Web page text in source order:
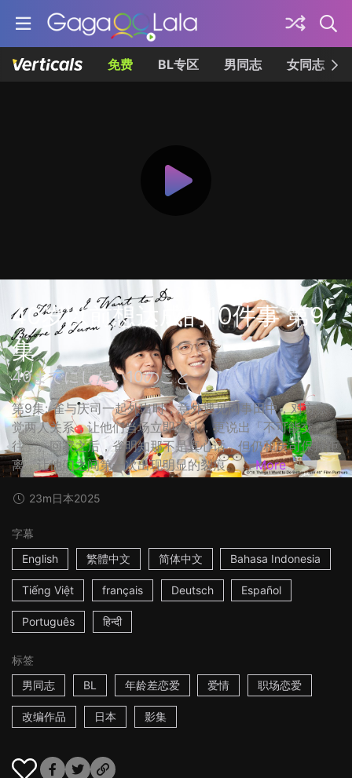
免费 BL专区 男同志 女同志
40岁以前想达成的10件事 第9
集
40までにしたい10のこと
第9集: 雀与庆司一起外出时，意外遇见同事田中，对方察
觉两人关系，让他们当场立即否认，更说出「不可能交
往」。回家之后，雀明知那不是真心话，但仍和庆司保持距
离，让他们之间第一次出现明显的裂痕。 ... More
23m日本2025
字幕
English
繁體中文 简体中文 Bahasa Indonesia
Tiếng Việt français Deutsch Español
Português हिन्दी
标签
男同志
BL 年龄差恋爱 爱情 职场恋爱
改编作品 日本 影集